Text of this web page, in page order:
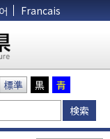
Francais
標準 黒 青